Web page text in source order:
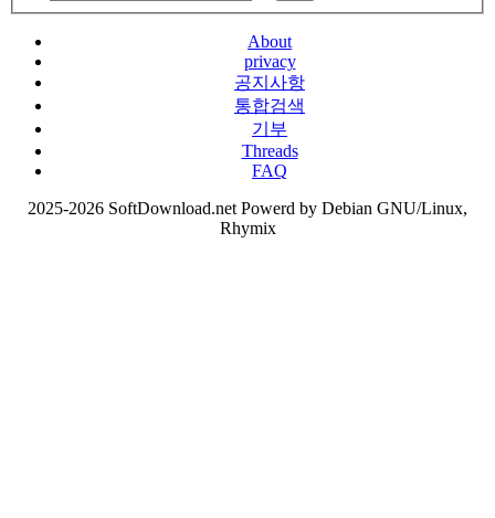
About
privacy
공지사항
통합검색
기부
Threads
FAQ
2025-2026 SoftDownload.net Powerd by Debian GNU/Linux,
Rhymix